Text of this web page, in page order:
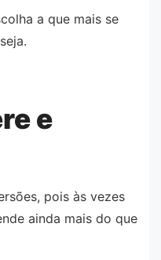
a que mais se
e
pois às vezes
ainda mais do que